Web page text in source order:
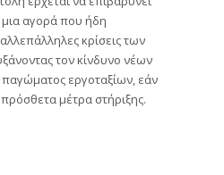
αγορά που ήδη
κρίσεις των
τον κίνδυνο νέων
εργοταξίων, εάν
μέτρα στήριξης.